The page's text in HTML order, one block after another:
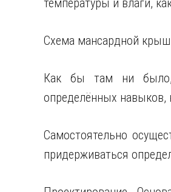
температуры и влаги,
Схема мансардной
Как бы там ни было,
определённых навыков,
Самостоятельно
придерживаться